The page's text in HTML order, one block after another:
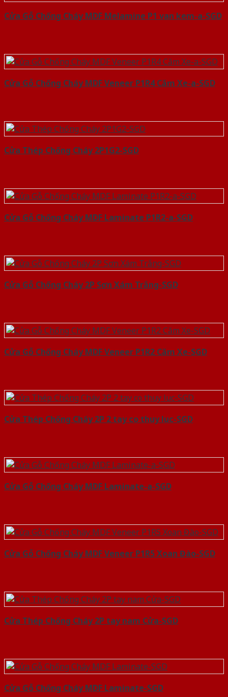
Cửa Gỗ Chống Cháy MDF Melamine P1 van kem-a-SGD
Cửa Gỗ Chống Cháy MDF Veneer P1R4 Căm Xe-a-SGD
Cửa Thép Chống Cháy 2P1G2-SGD
Cửa Gỗ Chống Cháy MDF Laminate P1R2-a-SGD
Cửa Gỗ Chống Cháy 2P Sơn Xám Trắng-SGD
Cửa Gỗ Chống Cháy MDF Veneer P1R2 Căm Xe-SGD
Cửa Thép Chống Cháy 2P 2 tay co thuy luc-SGD
Cửa Gỗ Chống Cháy MDF Laminate-a-SGD
Cửa Gỗ Chống Cháy MDF Veneer P1R5 Xoan Đào-SGD
Cửa Thép Chống Cháy 2P tay nam Cửa-SGD
Cửa Gỗ Chống Cháy MDF Laminate-SGD